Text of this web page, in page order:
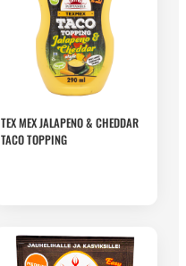
TEX MEX JALAPENO & CHEDDAR
TACO TOPPING